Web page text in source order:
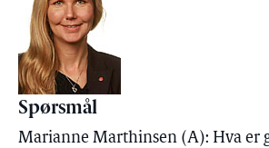
Spørsmål
Marianne Marthinsen (A): Hva er